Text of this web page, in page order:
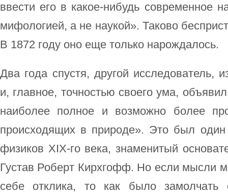
ввести его в какое-нибудь современное
мифологией, а не наукой». Таково
В 1872 году оно еще только нарождалось.
Два года спустя, другой исследователь,
и, главное, точностью своего ума,
наиболее полное и возможно более
происходящих в природе». Это был
физиков XIX‑гo века, знаменитый
Густав Роберт Кирхгофф. Но если мысли
себе отклика, то как было замолчать